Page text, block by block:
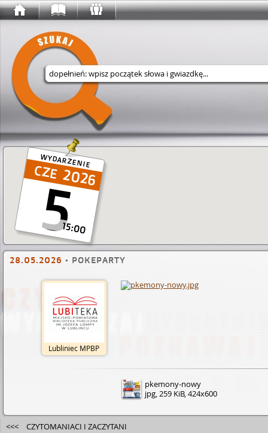
Wyszukaj w serwisie
WYDARZENIE
2026
5
15:00
28.05.2026 • POKEPARTY
Lubliniec MPBP
pkemony-nowy
jpg, 259 KiB, 424x600
<<< CZYTOMANIACI I ZACZYTANI